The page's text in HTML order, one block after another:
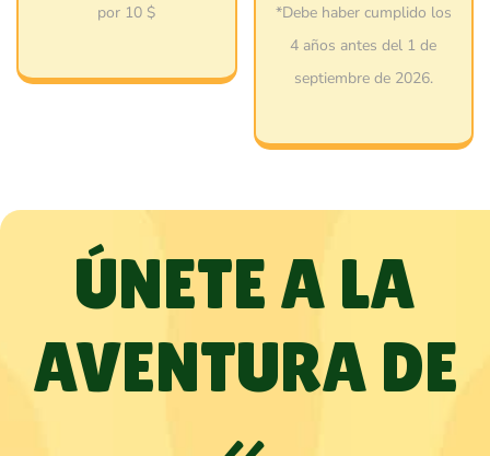
por 10 $
*Debe haber cumplido los
4 años antes del 1 de
septiembre de 2026.
ÚNETE A LA
AVENTURA DE